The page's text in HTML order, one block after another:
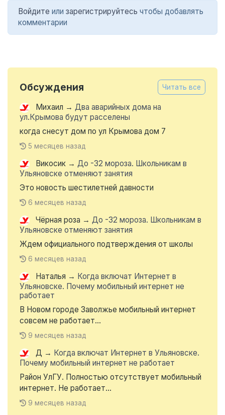
Войдите или зарегистрируйтесь чтобы добавлять
комментарии
Обсуждения Читать все
Михаил → Два аварийных дома на
ул.Крымова будут расселены
когда снесут дом по ул Крымова дом 7
5 месяцев назад
Викосик → До -32 мороза. Школьникам в
Ульяновске отменяют занятия
Это новость шестилетней давности
6 месяцев назад
Чёрная роза → До -32 мороза. Школьникам в
Ульяновске отменяют занятия
Ждем официального подтверждения от школы
6 месяцев назад
Наталья → Когда включат Интернет в
Ульяновске. Почему мобильный интернет не
работает
В Новом городе Заволжье мобильный интернет
совсем не работает...
9 месяцев назад
Д → Когда включат Интернет в Ульяновске.
Почему мобильный интернет не работает
Район УлГУ. Полностью отсутствует мобильный
интернет. Не работает...
9 месяцев назад